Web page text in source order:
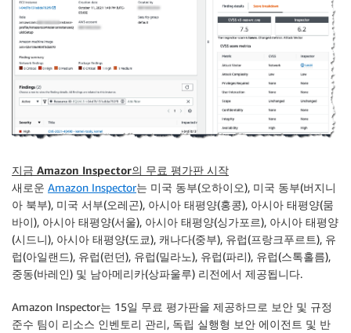
지금 Amazon Inspector의 무료 평가판 시작
새로운 Amazon Inspector는 미국 동부(오하이오), 미국 동부(버지니
아 북부), 미국 서부(오레곤), 아시아 태평양(홍콩), 아시아 태평양(뭄
바이), 아시아 태평양(서울), 아시아 태평양(싱가포르), 아시아 태평양
(시드니), 아시아 태평양(도쿄), 캐나다(중부), 유럽(프랑크푸르트), 유
럽(아일랜드), 유럽(런던), 유럽(밀라노), 유럽(파리), 유럽(스톡홀름),
중동(바레인) 및 남아메리카(상파울루) 리전에서 제공됩니다.
Amazon Inspector는 15일 무료 평가판을 제공하므로 보안 및 규정
준수 팀이 리소스 인벤토리 관리, 독립 실행형 보안 에이전트 및 반